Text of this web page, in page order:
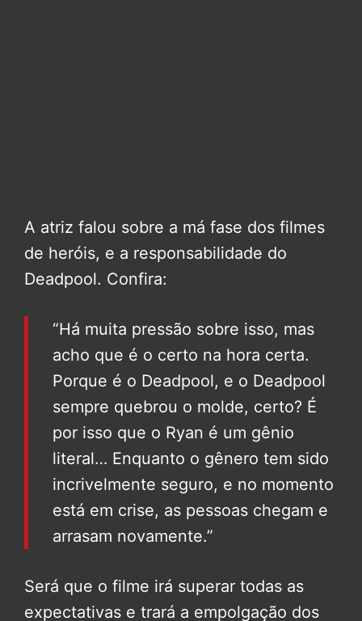
A atriz falou sobre a má fase dos filmes
de heróis, e a responsabilidade do
Deadpool. Confira:
“Há muita pressão sobre isso, mas
acho que é o certo na hora certa.
Porque é o Deadpool, e o Deadpool
sempre quebrou o molde, certo? É
por isso que o Ryan é um gênio
literal… Enquanto o gênero tem sido
incrivelmente seguro, e no momento
está em crise, as pessoas chegam e
arrasam novamente.”
Será que o filme irá superar todas as
expectativas e trará a empolgação dos